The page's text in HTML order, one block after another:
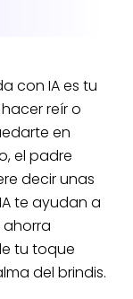
con IA es tu
reír o
en
el padre
decir unas
te ayudan a
ahorra
tu toque
del brindis.